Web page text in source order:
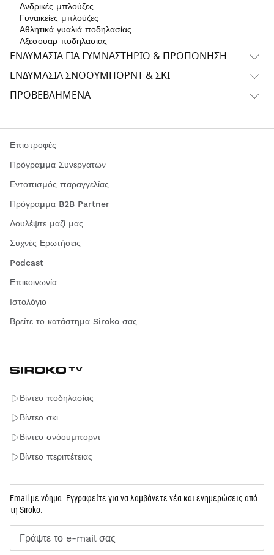
Ανδρικές μπλούζες
Γυναικείες μπλούζες
Αθλητικά γυαλιά ποδηλασίας
Αξεσουαρ ποδηλασιας
ΕΝΔΥΜΑΣΊΑ ΓΙΑ ΓΥΜΝΑΣΤΉΡΙΟ & ΠΡΟΠΌΝΗΣΗ
ΕΝΔΥΜΑΣΊΑ ΣΝΌΟΥΜΠΟΡΝΤ & ΣΚΙ
ΠΡΟΒΕΒΛΗΜΈΝΑ
Επιστροφές
Πρόγραμμα Συνεργατών
Εντοπισμός παραγγελίας
Πρόγραμμα B2B Partner
Δουλέψτε μαζί μας
Συχνές Ερωτήσεις
Podcast
Επικοινωνία
Ιστολόγιο
Βρείτε το κατάστημα Siroko σας
Βίντεο ποδηλασίας
Βίντεο σκι
Βίντεο σνόουμπορντ
Βίντεο περιπέτειας
Email με νόημα. Εγγραφείτε για να λαμβάνετε νέα και ενημερώσεις από
τη Siroko.
Γράψτε το e-mail σας